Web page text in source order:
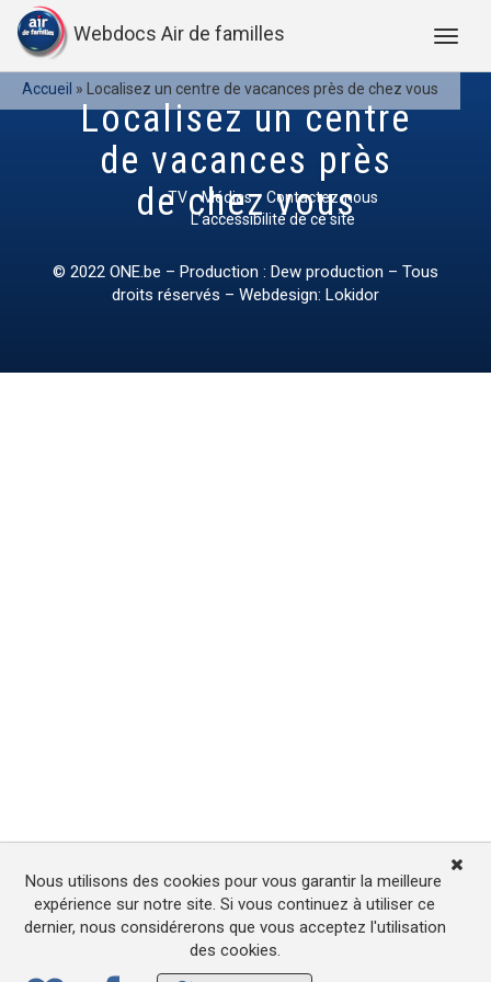
Webdocs Air de familles
Accueil » Localisez un centre de vacances près de chez vous
Localisez un centre
de vacances près
de chez vous
TV Médias
Contactez-nous
L’accessibilité de ce site
© 2022 ONE.be – Production : Dew production – Tous
droits réservés – Webdesign: Lokidor
Nous utilisons des cookies pour vous garantir la meilleure
expérience sur notre site. Si vous continuez à utiliser ce
dernier, nous considérerons que vous acceptez l'utilisation
des cookies.